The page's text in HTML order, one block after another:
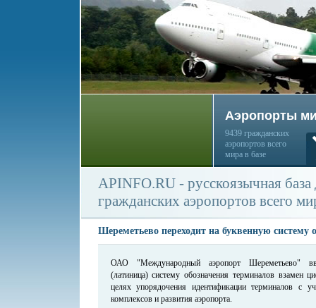
Аэропорты
9439 гражданских
аэропортов всего
мира в базе
APINFO.RU - русскоязычная
гражданских аэропортов всего
Шереметьево переходит на буквенную систему
ОАО "Международный аэропорт Шереметьево"
(латиница) систему обозначения терминалов взамен
целях упорядочения идентификации терминалов с
комплексов и развития аэропорта.